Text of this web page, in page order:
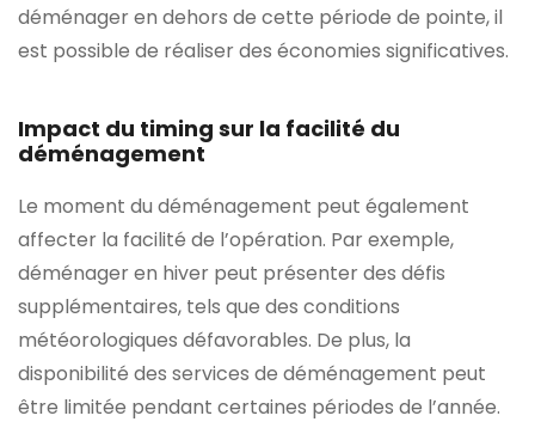
déménager en dehors de cette période de pointe, il
est possible de réaliser des économies significatives.
Impact du timing sur la facilité du
déménagement
Le moment du déménagement peut également
affecter la facilité de l’opération. Par exemple,
déménager en hiver peut présenter des défis
supplémentaires, tels que des conditions
météorologiques défavorables. De plus, la
disponibilité des services de déménagement peut
être limitée pendant certaines périodes de l’année.